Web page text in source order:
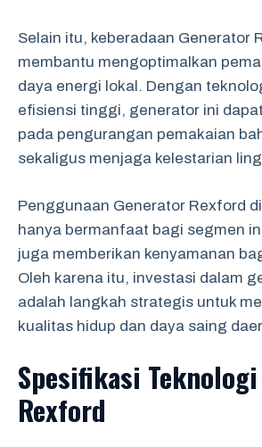
Selain itu, keberadaan Generator
membantu mengoptimalkan
daya energi lokal. Dengan
efisiensi tinggi, generator ini
pada pengurangan pemakaian
sekaligus menjaga kelestarian
Penggunaan Generator Rexford
hanya bermanfaat bagi segmen
juga memberikan kenyamanan
Oleh karena itu, investasi dalam
adalah langkah strategis untuk
kualitas hidup dan daya saing
Spesifikasi
Rexford